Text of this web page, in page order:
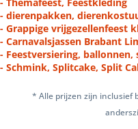
- dierenpakken,
- Grappige vrijgezellenfeest
- Carnavalsjassen Brabant
- Feestversiering, ballonnen,
- Schmink, Splitcake, Split
* Alle prijzen zijn inclusief